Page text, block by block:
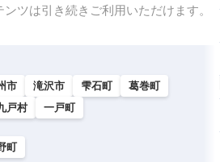
ツは引き続きご利用いただけます。
市 滝沢市 雫石町
葛巻町
戸村 一戸町
町